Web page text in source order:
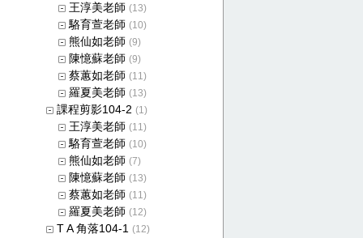
王淳美老師 (13)
駱育萱老師 (10)
熊仙如老師 (9)
陳憶蘇老師 (9)
蔡蕙如老師 (11)
羅夏美老師 (13)
課程剪影104-2 (1)
王淳美老師 (11)
駱育萱老師 (10)
熊仙如老師 (7)
陳憶蘇老師 (13)
蔡蕙如老師 (11)
羅夏美老師 (12)
T A 角落104-1 (12)